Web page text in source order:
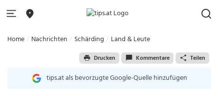
Home Nachrichten Schärding Land & Leute
Drucken Kommentare Teilen
tips.at als bevorzugte Google-Quelle hinzufügen